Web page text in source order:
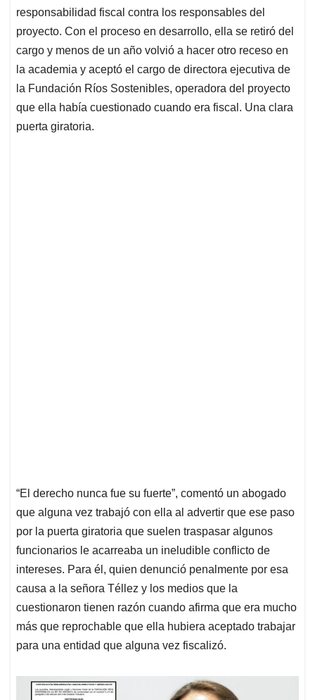
responsabilidad fiscal contra los responsables del
proyecto. Con el proceso en desarrollo, ella se retiró del
cargo y menos de un año volvió a hacer otro receso en
la academia y aceptó el cargo de directora ejecutiva de
la Fundación Ríos Sostenibles, operadora del proyecto
que ella había cuestionado cuando era fiscal. Una clara
puerta giratoria.
“El derecho nunca fue su fuerte”, comentó un abogado
que alguna vez trabajó con ella al advertir que ese paso
por la puerta giratoria que suelen traspasar algunos
funcionarios le acarreaba un ineludible conflicto de
intereses. Para él, quien denunció penalmente por esa
causa a la señora Téllez y los medios que la
cuestionaron tienen razón cuando afirma que era mucho
más que reprochable que ella hubiera aceptado trabajar
para una entidad que alguna vez fiscalizó.